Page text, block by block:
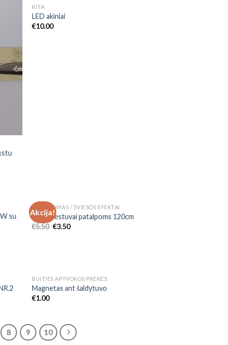
KITA
LED akiniai
€10.00
to
su
Akcija!
Wishlist
APŠVIETIMAS / ŠVIESOS EFEKTAI
LED šviestuvai patalpoms 120cm
€5.50 €3.50
to
BUITIES APYVOKOS PREKĖS
Magnetas ant šaldytuvo
€1.00
8 9 10